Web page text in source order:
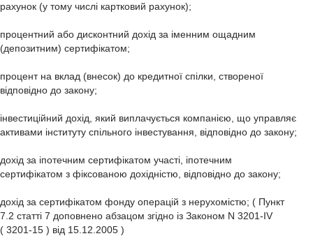
рахунок (у тому числі картковий рахунок);
процентний або дисконтний дохід за іменним ощадним
(депозитним) сертифікатом;
процент на вклад (внесок) до кредитної спілки, створеної
відповідно до закону;
інвестиційний дохід, який виплачується компанією, що управляє
активами інституту спільного інвестування, відповідно до закону;
дохід за іпотечним сертифікатом участі, іпотечним
сертифікатом з фіксованою дохідністю, відповідно до закону;
дохід за сертифікатом фонду операцій з нерухомістю; ( Пункт
7.2 статті 7 доповнено абзацом згідно із Законом N 3201-IV
( 3201-15 ) від 15.12.2005 )